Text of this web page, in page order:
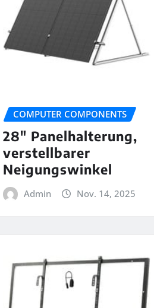
COMPUTER COMPONENTS
28″ Panelhalterung,
verstellbarer
Neigungswinkel
Admin Nov. 14, 2025